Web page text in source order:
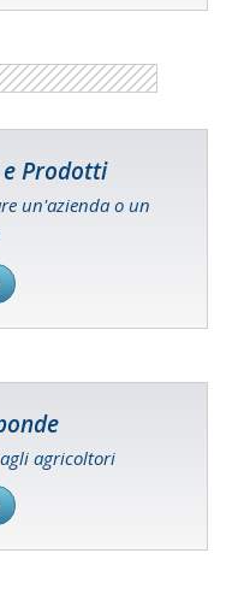
e Prodotti
un'azienda o un
agricoltori